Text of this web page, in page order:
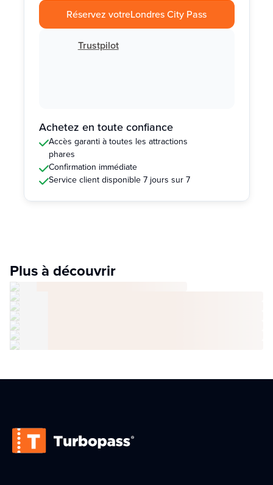
Réservez votreLondres City Pass
Trustpilot
Achetez en toute confiance
Accès garanti à toutes les attractions
phares
Confirmation immédiate
Service client disponible 7 jours sur 7
Plus à découvrir